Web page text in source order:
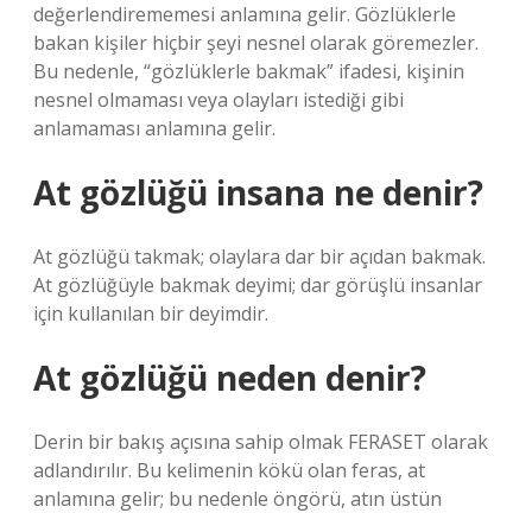
değerlendirememesi anlamına gelir. Gözlüklerle
bakan kişiler hiçbir şeyi nesnel olarak göremezler.
Bu nedenle, “gözlüklerle bakmak” ifadesi, kişinin
nesnel olmaması veya olayları istediği gibi
anlamaması anlamına gelir.
At gözlüğü insana ne denir?
At gözlüğü takmak; olaylara dar bir açıdan bakmak.
At gözlüğüyle bakmak deyimi; dar görüşlü insanlar
için kullanılan bir deyimdir.
At gözlüğü neden denir?
Derin bir bakış açısına sahip olmak FERASET olarak
adlandırılır. Bu kelimenin kökü olan feras, at
anlamına gelir; bu nedenle öngörü, atın üstün